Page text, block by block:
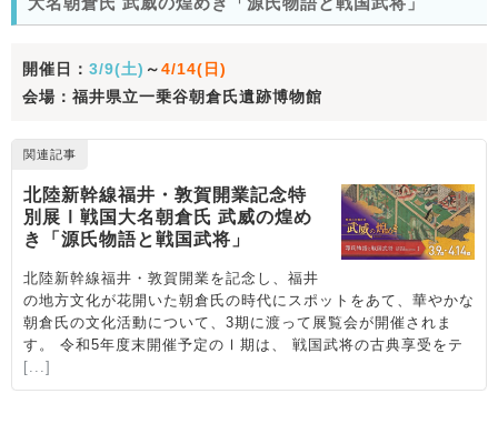
開催日： 3/9(土) ～4/14(日)
会場：福井県立一乗谷朝倉氏遺跡博物館